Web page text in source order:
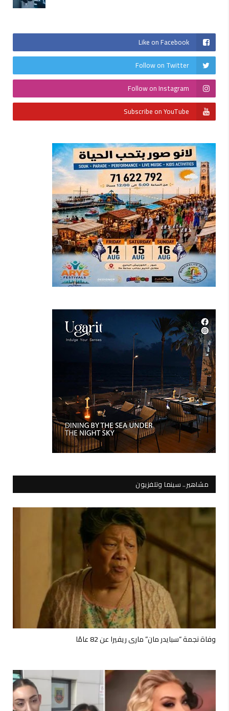
Like on Facebook
Follow on Twitter
Follow on Instagram
Subscribe on YouTube
مشاهير.. سينما وتلفزيون
وفاة نجمة “سبايدر مان” ماري ريفيرا عن 82 عامًا